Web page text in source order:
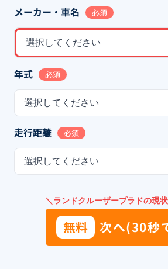
メーカー・車名 必須
選択してください
年式 必須
選択してください
走行距離 必須
選択してください
＼ランドクルーザープラドの現
無料 次へ(30秒